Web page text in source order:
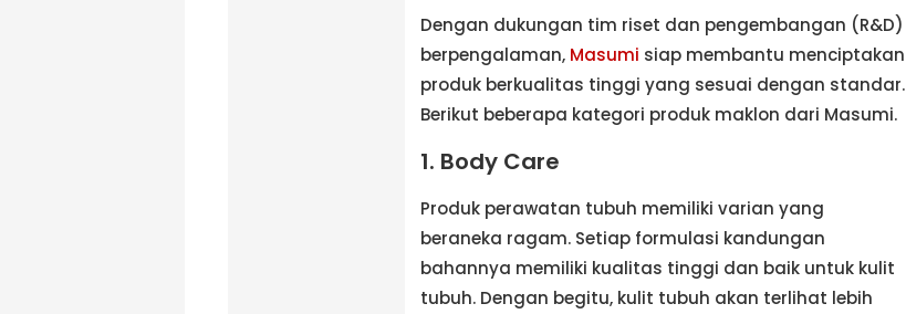
Dengan dukungan tim riset dan pengembangan (R&D)
berpengalaman, Masumi siap membantu menciptakan
produk berkualitas tinggi yang sesuai dengan standar.
Berikut beberapa kategori produk maklon dari Masumi.
1. Body Care
Produk perawatan tubuh memiliki varian yang
beraneka ragam. Setiap formulasi kandungan
bahannya memiliki kualitas tinggi dan baik untuk kulit
tubuh. Dengan begitu, kulit tubuh akan terlihat lebih